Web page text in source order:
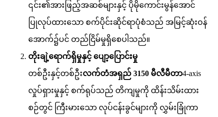
၎င်း၏အားဖြည့်အဆစ်များနှင့် ပိုမိုကောင်းမွန်အောင်
ပြုလုပ်ထားသော စက်ပိုင်းဆိုင်ရာပုံစံသည် အမြင့်ဆုံးဝန်
အောက်၌ပင် တည်ငြိမ်မှုရှိစေပါသည်။
တိုးချဲ့ရောက်ရှိမှုနှင့် ပျော့ပြောင်းမှု
တစ်ဦးနှင့်တစ်ဦးလက်တံအရှည် 3150 မီလီမီတာ4-axis
လှုပ်ရှားမှုနှင့် စက်ရုပ်သည် တိကျမှုကို ထိန်းသိမ်းထား
စဉ်တွင် ကြီးမားသော လုပ်ငန်းခွင်များကို လွှမ်းခြုံကာ